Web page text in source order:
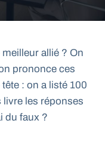
allié ? On
prononce ces
: on a listé 100
les réponses
du faux ?